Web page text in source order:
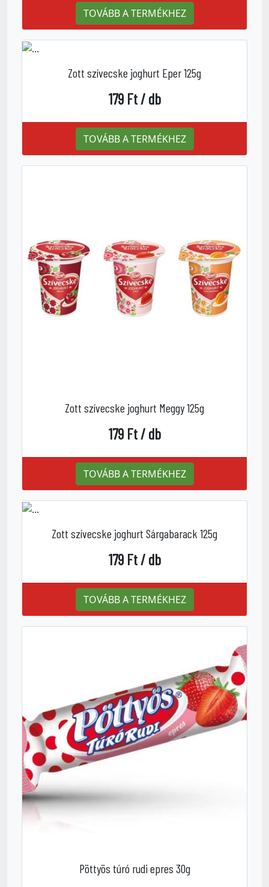
TOVÁBB A TERMÉKHEZ
Zott szívecske joghurt Eper 125g
179 Ft / db
TOVÁBB A TERMÉKHEZ
Zott szívecske joghurt Meggy 125g
179 Ft / db
TOVÁBB A TERMÉKHEZ
Zott szívecske joghurt Sárgabarack 125g
179 Ft / db
TOVÁBB A TERMÉKHEZ
Pöttyös túró rudi epres 30g